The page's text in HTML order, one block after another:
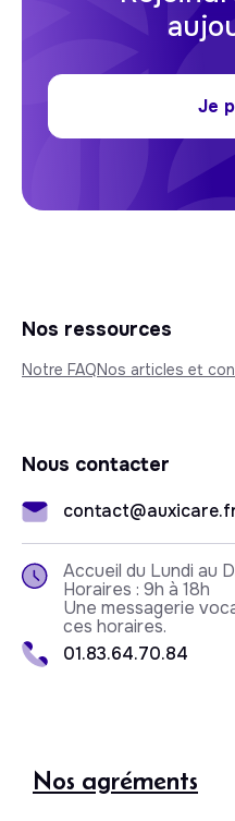
Je
Nos ressources
Notre FAQNos articles et
Nous contacter
Accueil du Lundi au
Horaires : 9h à 18h
Une messagerie
ces horaires.
01.83.64.70.84
Nos agréments